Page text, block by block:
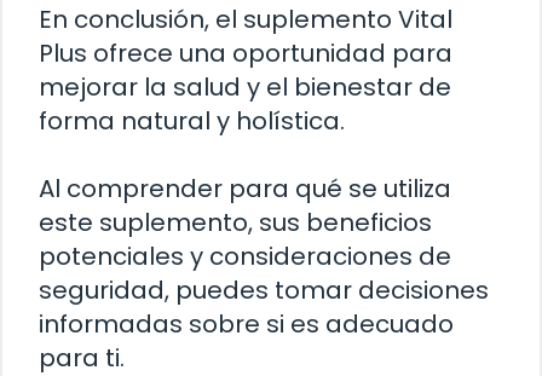
En conclusión, el suplemento Vital
Plus ofrece una oportunidad para
mejorar la salud y el bienestar de
forma natural y holística.
Al comprender para qué se utiliza
este suplemento, sus beneficios
potenciales y consideraciones de
seguridad, puedes tomar decisiones
informadas sobre si es adecuado
para ti.